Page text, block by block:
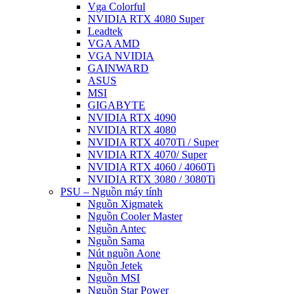
Vga Colorful
NVIDIA RTX 4080 Super
Leadtek
VGA AMD
VGA NVIDIA
GAINWARD
ASUS
MSI
GIGABYTE
NVIDIA RTX 4090
NVIDIA RTX 4080
NVIDIA RTX 4070Ti / Super
NVIDIA RTX 4070/ Super
NVIDIA RTX 4060 / 4060Ti
NVIDIA RTX 3080 / 3080Ti
PSU – Nguồn máy tính
Nguồn Xigmatek
Nguồn Cooler Master
Nguồn Antec
Nguồn Sama
Nút nguồn Aone
Nguồn Jetek
Nguồn MSI
Nguồn Star Power